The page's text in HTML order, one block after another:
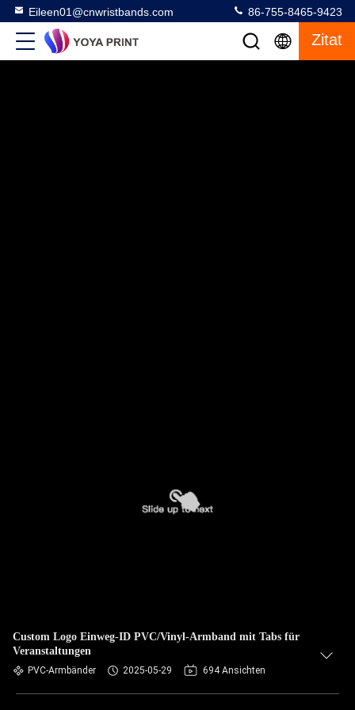
Eileen01@cnwristbands.com 86-755-8465-9423
Zitat
Custom Logo Einweg-ID PVC/Vinyl-Armband mit Tabs für
Veranstaltungen
PVC-Armbänder 2025-05-29 694 Ansichten